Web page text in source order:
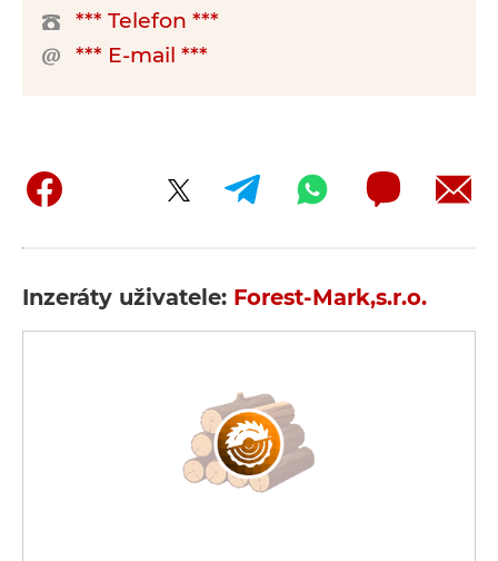
*** Telefon ***
*** E-mail ***
Inzeráty uživatele: Forest-Mark,s.r.o.